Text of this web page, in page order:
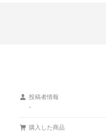
投稿者情報
-
購入した商品